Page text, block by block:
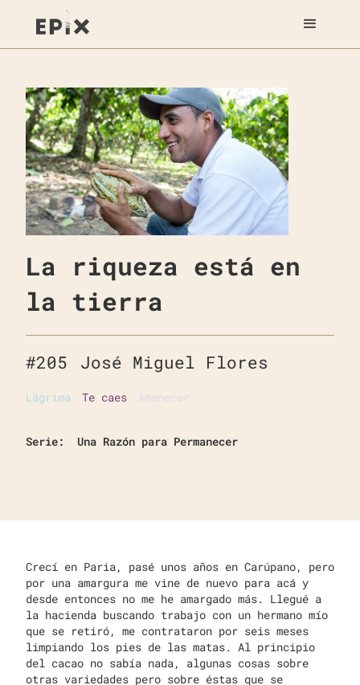
La riqueza está en
la tierra
#205 José Miguel Flores
Lágrima Te caes
Serie: Una Razón para Permanecer
Crecí en Paria, pasé unos años en Carúpano, pero
por una amargura me vine de nuevo para acá y
desde entonces no me he amargado más. Llegué a
la hacienda buscando trabajo con un hermano mío
que se retiró, me contrataron por seis meses
limpiando los pies de las matas. Al principio
del cacao no sabía nada, algunas cosas sobre
otras variedades pero sobre éstas que se